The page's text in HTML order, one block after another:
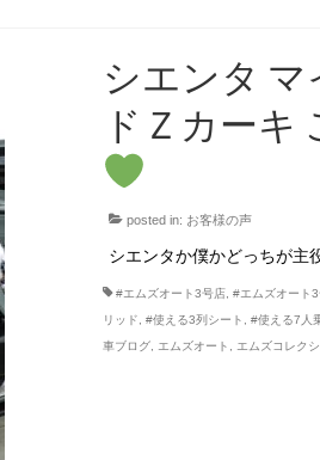
シエンタ
ドＺカーキ
posted in: お客様の声
シエンタか僕かどっちが
#エムズオート3号店 ,#エムズオート
リッド
,#使える3列シート ,#使える7人
車ブログ
エムズオート エムズコレク